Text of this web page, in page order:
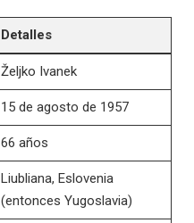
Detalles
Željko Ivanek
15 de agosto de 1957
66 años
Liubliana, Eslovenia
(entonces Yugoslavia)